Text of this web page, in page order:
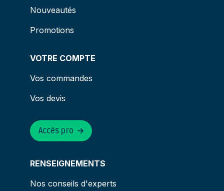
Nouveautés
Promotions
VOTRE COMPTE
Vos commandes
Vos devis
RENSEIGNEMENTS
Nos conseils d'experts
Accès pro